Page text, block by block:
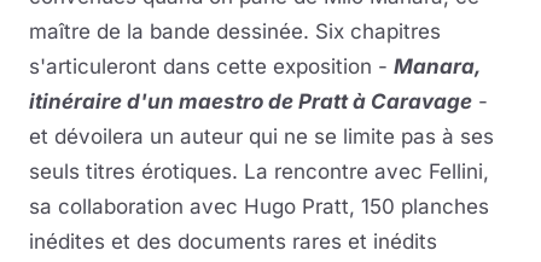
maître de la bande dessinée. Six chapitres
s'articuleront dans cette exposition - Manara,
itinéraire d'un maestro de Pratt à Caravage -
et dévoilera un auteur qui ne se limite pas à ses
seuls titres érotiques. La rencontre avec Fellini,
sa collaboration avec Hugo Pratt, 150 planches
inédites et des documents rares et inédits